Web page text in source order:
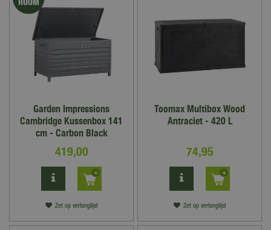
Garden Impressions
Cambridge Kussenbox 141
cm - Carbon Black
419,00
Zet op verlanglijst
Toomax Multibox Wood
Antraciet - 420 L
74,95
Zet op verlanglijst